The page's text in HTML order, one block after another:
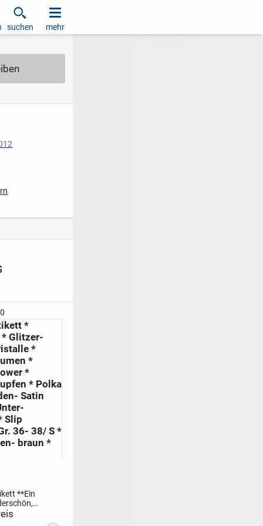
suchen mehr
*
Glitzer-
*
*
*
* Polka
Satin
Slip
36- 38/ S *
braun *
**Ein
in